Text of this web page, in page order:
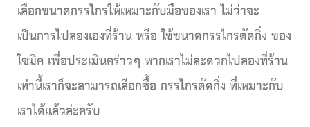
เลือกขนาดกรรไกรให้เหมาะกับมือของเรา ไม่ว่าจะ
เป็นการไปลองเองที่ร้าน หรือ ใช้ขนาดกรรไกรตัดกิ่ง ของ
โซมิค เพื่อประเมินคร่าวๆ หากเราไม่สะดวกไปลองที่ร้าน
เท่านี้เราก็จะสามารถเลือกซื้อ กรรไกรตัดกิ่ง ที่เหมาะกับ
เราได้แล้วล่ะครับ